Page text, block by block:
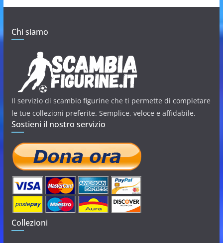
Chi siamo
Il servizio di scambio figurine che ti permette di completare
le tue collezioni preferite. Semplice, veloce e affidabile.
Sostieni il nostro servizio
Collezioni